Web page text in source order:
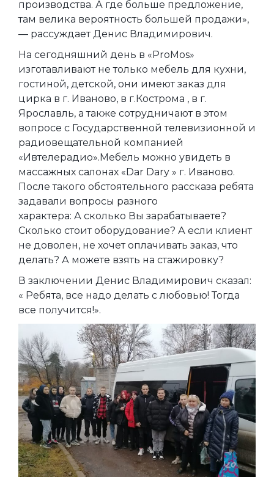
производства. А где больше предложение,
там велика вероятность большей продажи»,
— рассуждает Денис Владимирович.
На сегодняшний день в «ProMos»
изготавливают не только мебель для кухни,
гостиной, детской, они имеют заказ для
цирка в г. Иваново, в г.Кострома , в г.
Ярославль, а также сотрудничают в этом
вопросе с Государственной телевизионной и
радиовещательной компанией
«Ивтелерадио».Мебель можно увидеть в
массажных салонах «Dar Dary » г. Иваново.
После такого обстоятельного рассказа ребята
задавали вопросы разного
характера: А сколько Вы зарабатываете?
Сколько стоит оборудование? А если клиент
не доволен, не хочет оплачивать заказ, что
делать? А можете взять на стажировку?
В заключении Денис Владимирович сказал:
« Ребята, все надо делать с любовью! Тогда
все получится!».